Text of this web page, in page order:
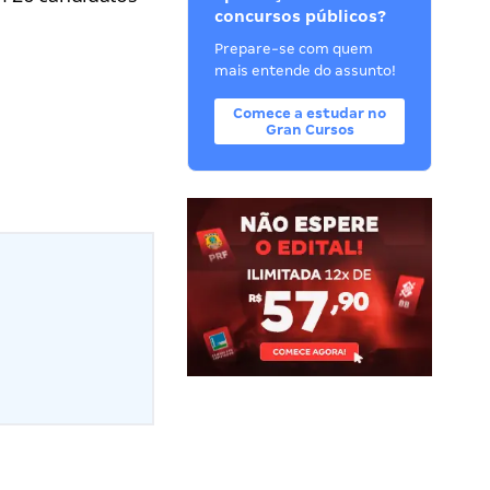
concursos públicos?
Prepare-se com quem
mais entende do assunto!
Comece a estudar no
Gran Cursos